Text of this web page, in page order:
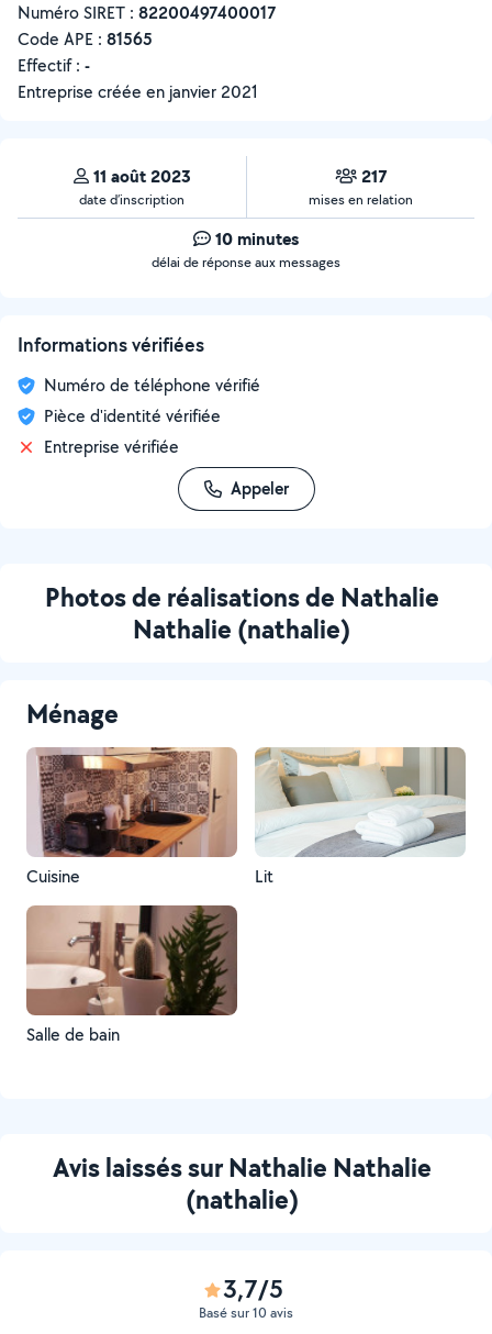
Numéro SIRET : ‍82200497400017
Code APE : 81565
Effectif : -
Entreprise créée en janvier 2021
11 août 2023
date d’inscription
217
mises en relation
10 minutes
délai de réponse aux messages
Informations vérifiées
Numéro de téléphone vérifié
Pièce d'identité vérifiée
Entreprise vérifiée
Appeler
Photos de réalisations de Nathalie
Nathalie (nathalie)
Ménage
Cuisine Lit
Salle de bain
Avis laissés sur Nathalie Nathalie
(nathalie)
3,7/5
Basé sur 10 avis